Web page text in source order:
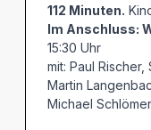
112 Minuten.
Im Anschluss:
15:30 Uhr
mit: Paul
Martin
Michael